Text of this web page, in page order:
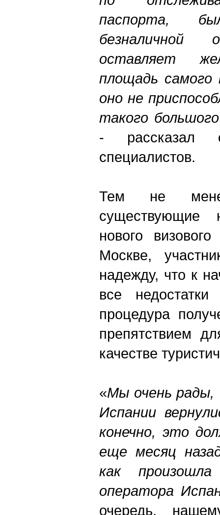
паспорта,
безналичной
оставляет
площадь
оно не
такого
- рассказал
специалистов.
Тем не
существующие
нового
Москве,
надежду, что к
все
процедура
препятствием
качестве
«Мы очень рады,
Испании
конечно, это
еще месяц
как
оператора
очередь,